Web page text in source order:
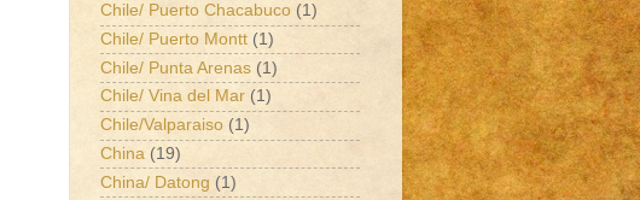
Chile/ Puerto Chacabuco (1)
Chile/ Puerto Montt (1)
Chile/ Punta Arenas (1)
Chile/ Vina del Mar (1)
Chile/Valparaiso (1)
China (19)
China/ Datong (1)